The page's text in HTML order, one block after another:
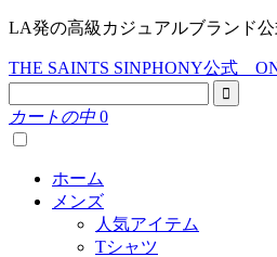
LA発の高級カジュアルブランド
THE SAINTS SINPHONY公式
カートの中 0
ホーム
メンズ
人気アイテム
Tシャツ